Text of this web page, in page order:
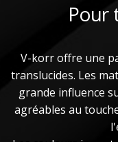
Pour
V-korr offre une
translucides. Les
grande influence
agréables au